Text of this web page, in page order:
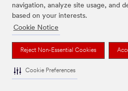
navigation, analyze site usage, and
based on your interests.
Cookie Notice
Reject Non-Essential Cookies
Cookie Preferences